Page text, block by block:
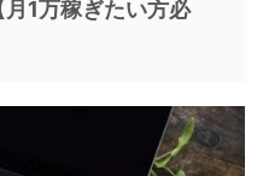
1万稼ぎたい方必